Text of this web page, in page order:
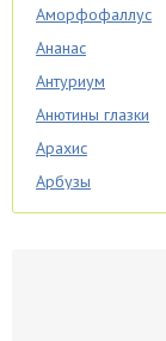
Аморфофаллус
Ананас
Антуриум
Анютины глазки
Арахис
Арбузы
Аспарагус